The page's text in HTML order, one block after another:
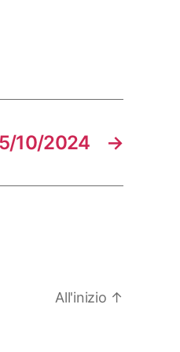
→
10/2024
All'inizio ↑